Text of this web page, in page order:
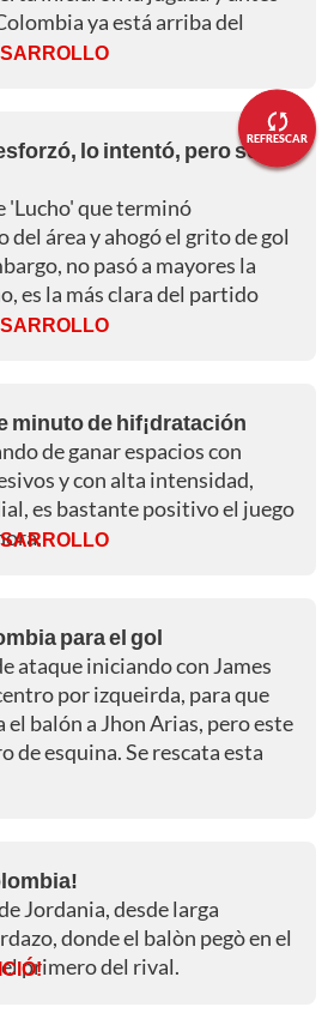
REFRESCAR
ya está arriba del
lo intentó, pero se
'Lucho' que terminó
del área y ahogó el grito de gol
no pasó a mayores la
es la más clara del partido
minuto de hif¡dratación
de ganar espacios con
y con alta intensidad,
es bastante positivo el juego
para el gol
ataque iniciando con James
por izqueirda, para que
el balón a Jhon Arias, pero este
de esquina. Se rescata esta
Jordania, desde larga
donde el balòn pegò en el
primero del rival.